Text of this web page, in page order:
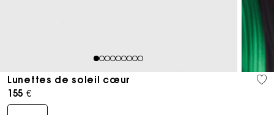
123456789
Lunettes de soleil cœur
155 €